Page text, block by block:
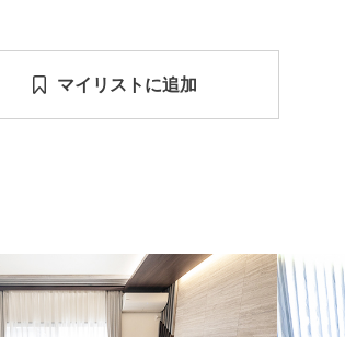
マイリストに追加